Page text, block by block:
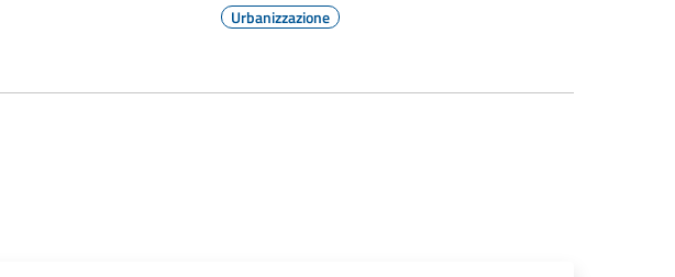
Urbanizzazione